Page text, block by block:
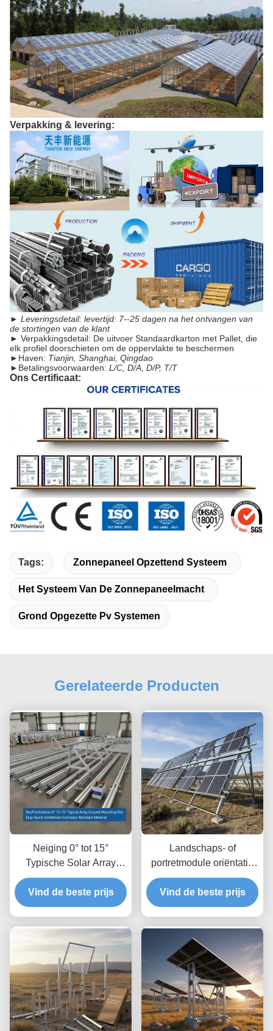
Verpakking & levering:
► Leveringsdetail: levertijd: 7--25 dagen na het ontvangen van
de stortingen van de klant
► Verpakkingsdetail: De uitvoer Standaardkarton met Pallet, die
elk profiel doorschieten om de oppervlakte te beschermen
►Haven: Tianjin, Shanghai, Qingdao
► Betalingsvoorwaarden: L/C, D/A, D/P, T/T
Ons Certificaat:
Tags: Zonnepaneel Opzettend Systeem
Het Systeem Van De Zonnepaneelmacht
Grond Opgezette Pv Systemen
Gerelateerde Producten
Neiging 0° tot 15°
Typische Solar Array
Ground Mounting Kits
Gemakkelijk snel
installeren
materiaal
Vind de beste prijs
Landschaps- of
portretmodule oriëntatie
zonnepanelen
grondmontage systemen
met grondvrijheid tot 1,2
15 voet Typisch
Vind de beste prijs